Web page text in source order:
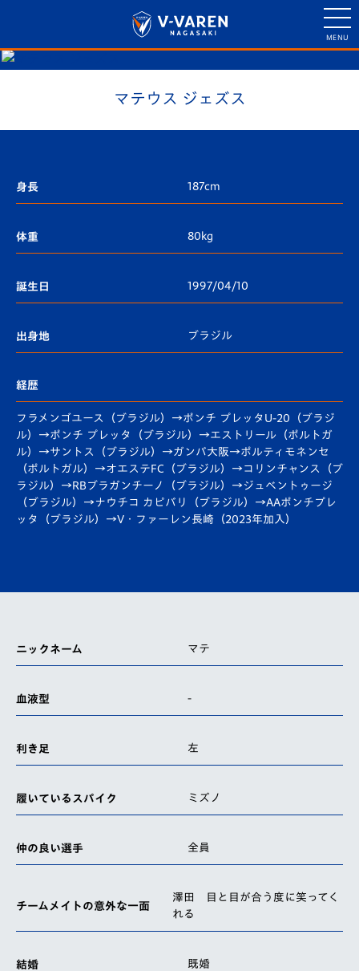
マテウス ジェズス
身長 187cm
体重 80kg
誕生日 1997/04/10
出身地 ブラジル
経歴
フラメンゴユース（ブラジル）→ポンチ プレッタU-20（ブラジ
ル）→ポンチ プレッタ（ブラジル）→エストリール（ポルトガ
ル）→サントス（ブラジル）→ガンバ大阪→ポルティモネンセ
（ポルトガル）→オエステFC（ブラジル）→コリンチャンス（ブ
ラジル）→RBブラガンチーノ（ブラジル）→ジュベントゥージ
（ブラジル）→ナウチコ カピバリ（ブラジル）→AAポンチプレ
ッタ（ブラジル）→V・ファーレン長崎（2023年加入）
ニックネーム マテ
血液型 -
利き足 左
履いているスパイク ミズノ
仲の良い選手 全員
チームメイトの意外な一面
澤田 目と目が合う度に笑ってく
れる
結婚 既婚